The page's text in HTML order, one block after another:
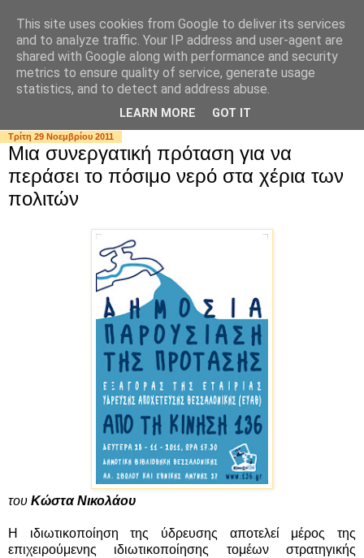
Τρίτη 29 Νοεμβρίου 2011
Μια συνεργατική πρόταση για να
περάσει το πόσιμο νερό στα χέρια των
πολιτών
του Κώστα Νικολάου
Η ιδιωτικοποίηση της ύδρευσης αποτελεί μέρος της
επιχειρούμενης ιδιωτικοποίησης τομέων στρατηγικής
This site uses cookies from Google to deliver its services
and to analyze traffic. Your IP address and user-agent are
shared with Google along with performance and security
metrics to ensure quality of service, generate usage
statistics, and to detect and address abuse.
LEARN MORE GOT IT